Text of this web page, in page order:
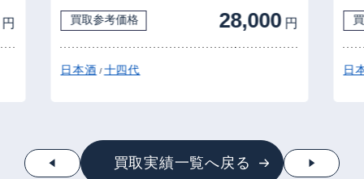
買取参考価格 28,000 円
日本酒/十四代
買
日本
買取実績一覧へ戻る